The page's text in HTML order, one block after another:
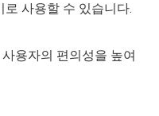
사용할 수 있습니다.
용자의 편의성을 높여